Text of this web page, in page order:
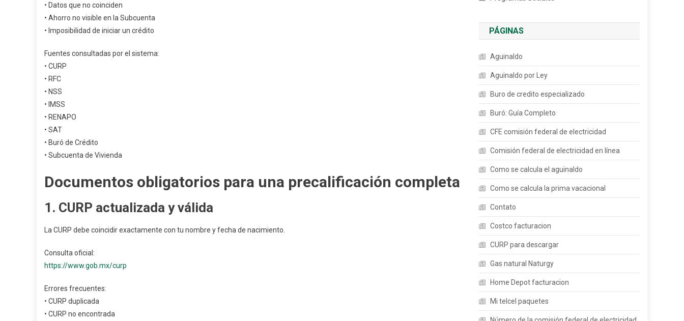
• Datos que no coinciden
• Ahorro no visible en la Subcuenta
• Imposibilidad de iniciar un crédito
Fuentes consultadas por el sistema:
• CURP
• RFC
• NSS
• IMSS
• RENAPO
• SAT
• Buró de Crédito
• Subcuenta de Vivienda
Documentos obligatorios para una precalificación completa
1. CURP actualizada y válida
La CURP debe coincidir exactamente con tu nombre y fecha de nacimiento.
Consulta oficial:
https://www.gob.mx/curp
Errores frecuentes:
• CURP duplicada
• CURP no encontrada
PÁGINAS
Aguinaldo
Aguinaldo por Ley
Buro de credito especializado
Buró: Guía Completo
CFE comisión federal de electricidad
Comisión federal de electricidad en línea
Como se calcula el aguinaldo
Como se calcula la prima vacacional
Contato
Costco facturacion
CURP para descargar
Gas natural Naturgy
Home Depot facturacion
Mi telcel paquetes